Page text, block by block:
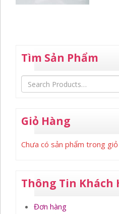
Tìm Sản Phẩm
Giỏ Hàng
Chưa có sản phẩm trong giỏ
Thông Tin Khách
Đơn hàng